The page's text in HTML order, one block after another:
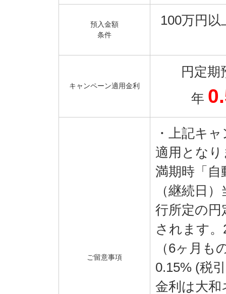
預入金額
条件
100万円
キャンペーン適用金利
円定期
年
ご留意事項
・上記キ
適用とな
満期時「自
（継続日
行所定の円
されます
（6ヶ月も
0.15% (税
金利は大